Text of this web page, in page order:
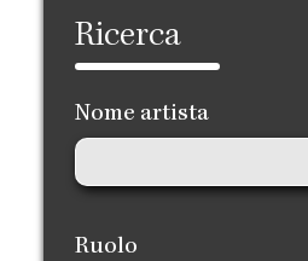
Ricerca
Nome artista
Ruolo